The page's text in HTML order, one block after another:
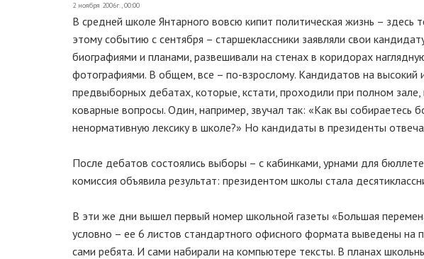
2 ноября 2006г., 00:00
В средней школе Янтарного вовсю кипит политическая жизнь – здесь
этому событию с сентября – старшеклассники заявляли свои
биографиями и планами, развешивали на стенах в коридорах
фотографиями. В общем, все – по-взрослому. Кандидатов на высокий
предвыборных дебатах, которые, кстати, проходили при полном
коварные вопросы. Один, например, звучал так: «Как вы собираетесь
ненормативную лексику в школе?» Но кандидаты в президенты
После дебатов состоялись выборы – с кабинками, урнами для
комиссия объявила результат: президентом школы стала
В эти же дни вышел первый номер школьной газеты «Большая
условно – ее 6 листов стандартного офисного формата выведены на
сами ребята. И сами набирали на компьютере тексты. В планах